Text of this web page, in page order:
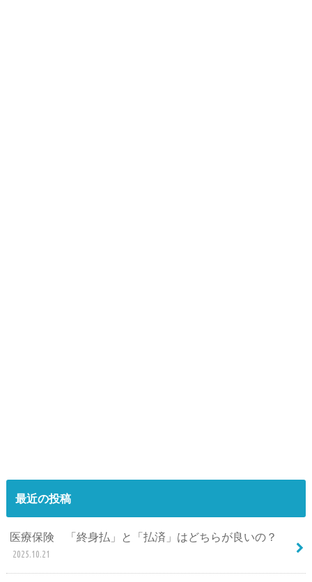
最近の投稿
医療保険 「終身払」と「払済」はどちらが良いの？
2025.10.21